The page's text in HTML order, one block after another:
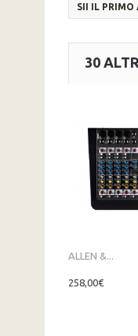
SII IL PRIMO
30
ALLEN &...
258,00€